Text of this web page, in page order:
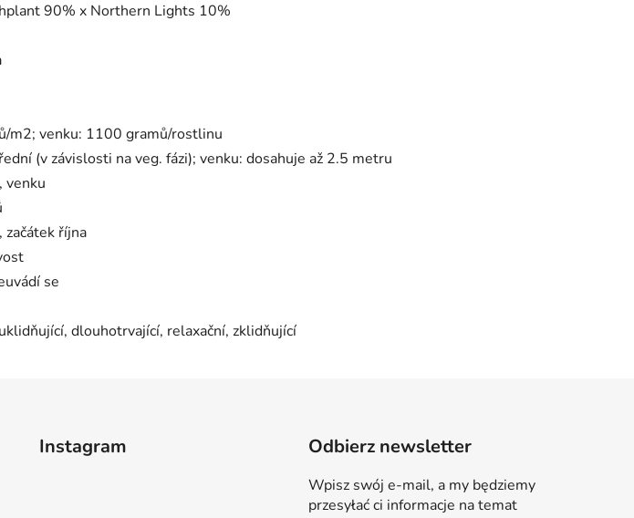
90% x Northern Lights 10%
m2; venku: 1100 gramů/rostlinu
(v závislosti na veg. fázi); venku: dosahuje až 2.5 metru
venku
začátek října
se
dlouhotrvající, relaxační, zklidňující
Instagram Odbierz newsletter
Wpisz swój e-mail, a my będziemy
przesyłać ci informacje na temat